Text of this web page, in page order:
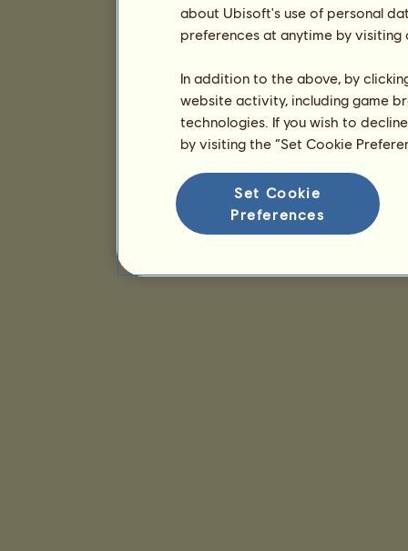
about Ubisoft's use of personal
preferences at anytime by
In addition to the above, by
website activity, including game
technologies. If you wish to
by visiting the “Set Cookie
Set Cookie
Preferences